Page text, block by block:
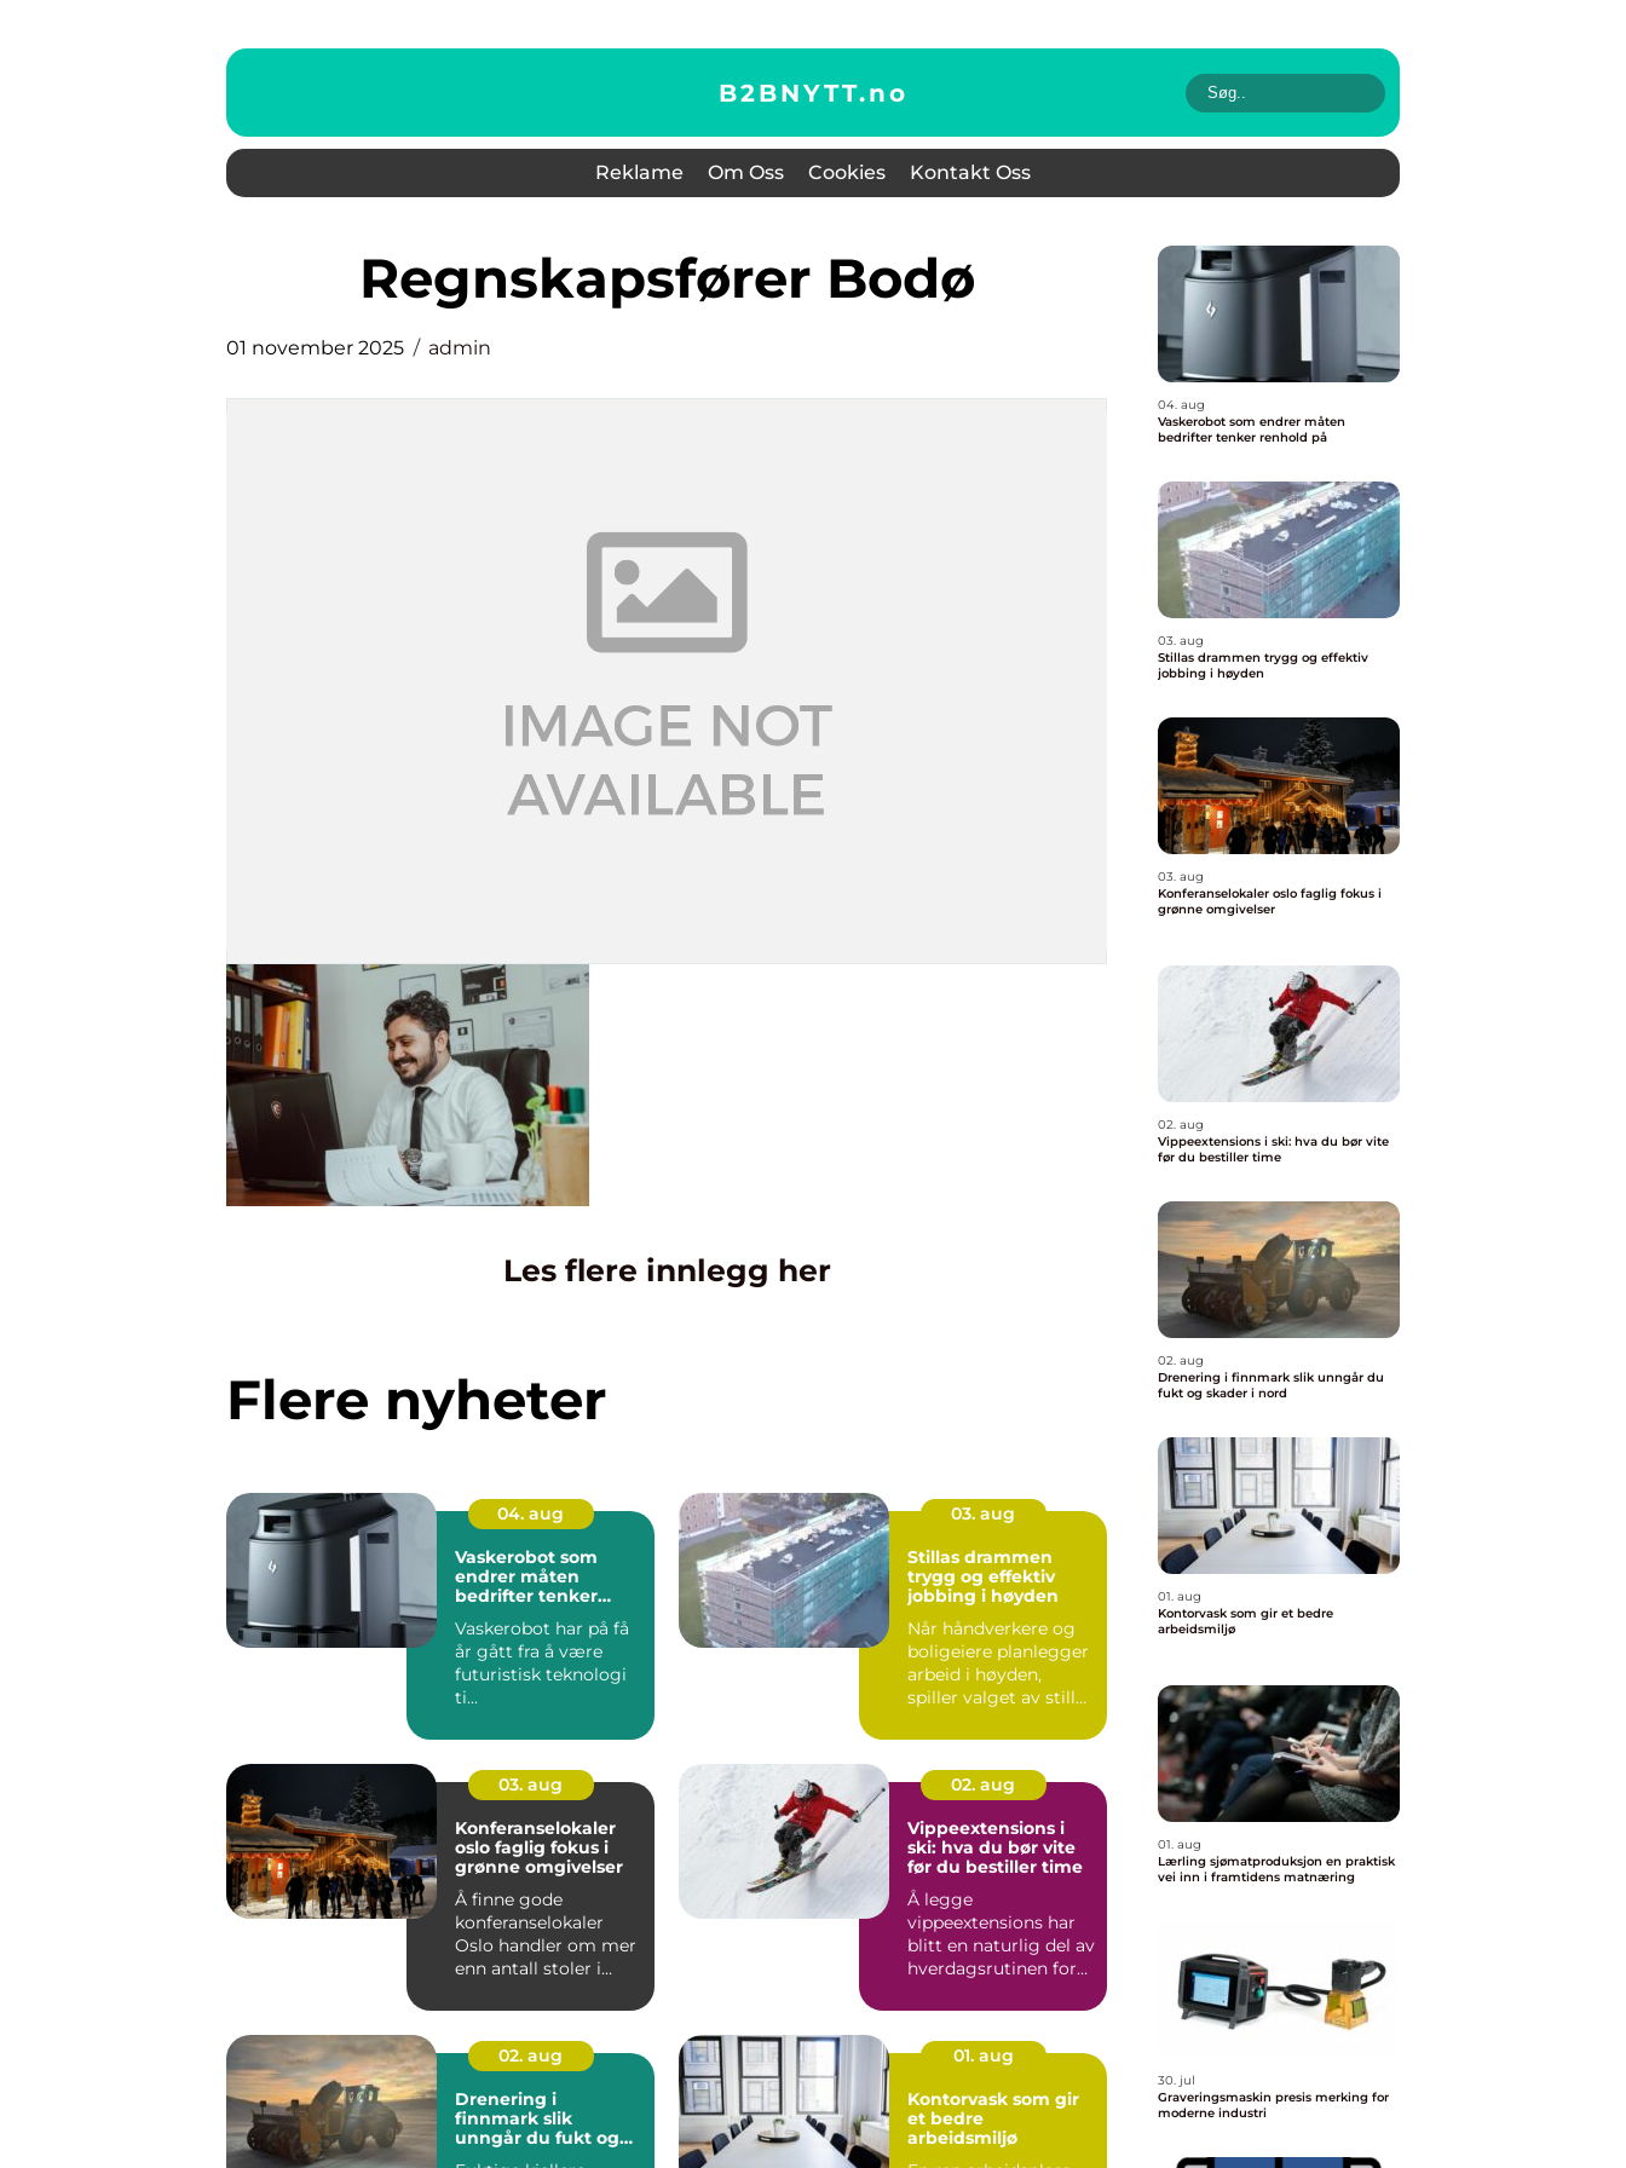
B2BNYTT.no
Reklame Om Oss Cookies Kontakt Oss
Regnskapsfører Bodø
01 november 2025 admin
Les flere innlegg her
Flere nyheter
04. aug
Vaskerobot som
endrer måten
bedrifter tenker
Vaskerobot har på få
år gått fra å være
futuristisk teknologi
ti...
03. aug
Stillas drammen
trygg og effektiv
jobbing i høyden
Når håndverkere og
boligeiere planlegger
arbeid i høyden,
spiller valget av stillas
03. aug
Konferanselokaler
oslo faglig fokus i
grønne omgivelser
Å finne gode
konferanselokaler
Oslo handler om mer
enn antall stoler i
bedrifter ønske...
02. aug
Vippeextensions i
ski: hva du bør vite
før du bestiller time
Å legge
vippeextensions har
blitt en naturlig del av
hverdagsrutinen for
våkne...
02. aug
Drenering i
finnmark slik
unngår du fukt og
01. aug
Kontorvask som gir
et bedre
arbeidsmiljø
04. aug
Vaskerobot som endrer måten
bedrifter tenker renhold på
03. aug
Stillas drammen trygg og effektiv
jobbing i høyden
03. aug
Konferanselokaler oslo faglig fokus i
grønne omgivelser
02. aug
Vippeextensions i ski: hva du bør vite
før du bestiller time
02. aug
Drenering i finnmark slik unngår du
fukt og skader i nord
01. aug
Kontorvask som gir et bedre
arbeidsmiljø
01. aug
Lærling sjømatproduksjon en praktisk
vei inn i framtidens matnæring
30. jul
Graveringsmaskin presis merking for
moderne industri